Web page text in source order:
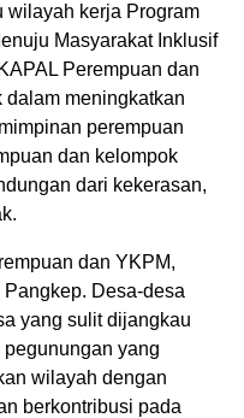
wilayah kerja Program
Masyarakat Inklusif
Perempuan dan
meningkatkan
perempuan
dan kelompok
dari kekerasan,
dan YKPM,
Desa-desa
yang sulit dijangkau
yang
wilayah dengan
berkontribusi pada